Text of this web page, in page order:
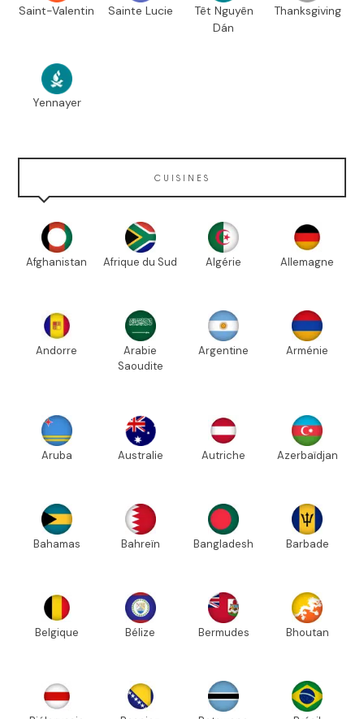
Saint-Valentin Sainte Lucie
Têt Nguyên
Dán
Thanksgiving
Yennayer
CUISINES
Afghanistan Afrique du Sud Algérie Allemagne
Andorre
Arabie
Saoudite
Argentine Arménie
Aruba Australie Autriche Azerbaïdjan
Bahamas Bahreïn Bangladesh Barbade
Belgique Bélize Bermudes Bhoutan